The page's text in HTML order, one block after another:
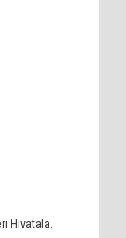
Hivatala.